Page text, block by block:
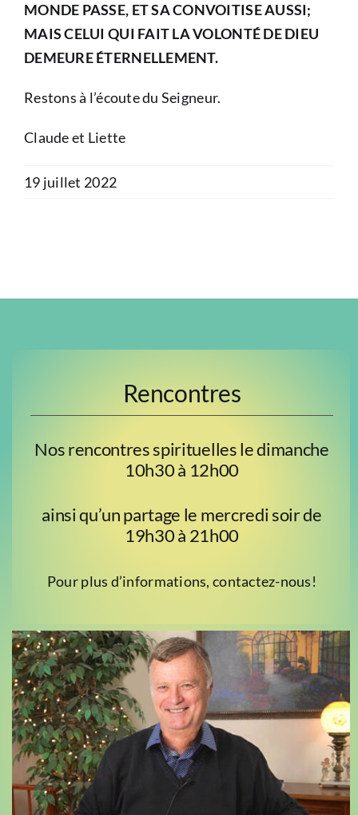
MONDE PASSE, ET SA CONVOITISE AUSSI;
MAIS CELUI QUI FAIT LA VOLONTÉ DE DIEU
DEMEURE ÉTERNELLEMENT.
Restons à l’écoute du Seigneur.
Claude et Liette
19 juillet 2022
Rencontres
Nos rencontres spirituelles le dimanche
10h30 à 12h00
ainsi qu’un partage le mercredi soir de
19h30 à 21h00
Pour plus d’informations, contactez-nous!